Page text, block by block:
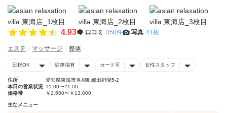
4.93 口コミ 358件 写真 41枚
エステ マッサージ 整体
日祝OK 駐車場有 カード可 女性スタッフ
住所
愛知県東海市名和町細田廻間5-2
本日の営業状況 11:00〜21:00
価格帯
￥2,500〜￥13,000
主なメニュー